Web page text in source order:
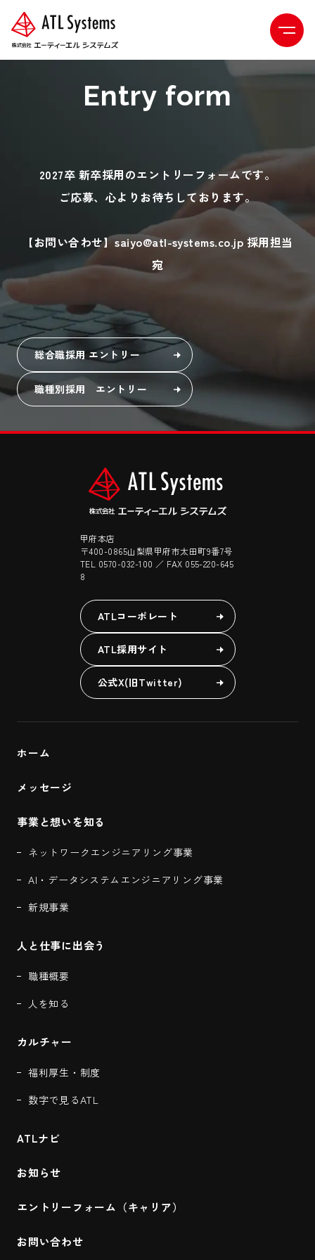
Entry form
2027卒 新卒採用のエントリーフォームです。
ご応募、心よりお待ちしております。
【お問い合わせ】saiyo@atl-systems.co.jp 採用担当
宛
総合職採用 エントリー
職種別採用 エントリー
甲府本店
〒400-0865山梨県甲府市太田町9番7号
TEL 0570-032-100 ／ FAX 055-220-645
8
ATLコーポレート
ATL採用サイト
公式X(旧Twitter)
ホーム
メッセージ
事業と想いを知る
ネットワークエンジニアリング事業
AI・データシステムエンジニアリング事業
新規事業
人と仕事に出会う
職種概要
人を知る
カルチャー
福利厚生・制度
数字で見るATL
ATLナビ
お知らせ
エントリーフォーム（キャリア）
お問い合わせ